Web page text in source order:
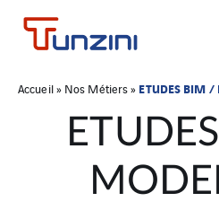
Accueil» Nos Métiers» ETUDES BIM /